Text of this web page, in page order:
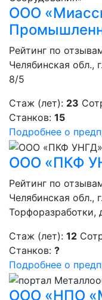
ООО
Рейтинг по
Челябинская обл.,
8/5
Стаж (лет): 23
Станков: 15
Подробнее о
ООО «ПКФ
Рейтинг по
Челябинская обл.,
Торфоразработки,
Стаж (лет): 12
Станков: ?
Подробнее о
ООО «НПО